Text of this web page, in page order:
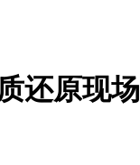
还原现场